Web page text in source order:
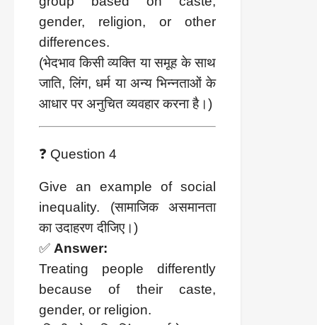
gender, religion, or other
differences.
(भेदभाव किसी व्यक्ति या समूह के साथ
जाति, लिंग, धर्म या अन्य भिन्नताओं के
आधार पर अनुचित व्यवहार करना है।)
❓ Question 4
Give an example of social
inequality. (सामाजिक असमानता
का उदाहरण दीजिए।)
✅ Answer:
Treating people differently
because of their caste,
gender, or religion.